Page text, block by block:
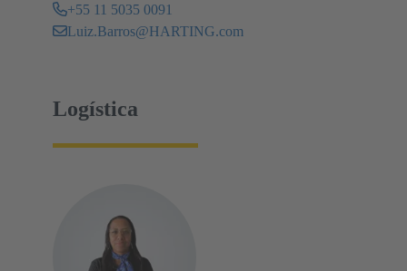
+55 11 5035 0091
Luiz.Barros@HARTING.com
Logística